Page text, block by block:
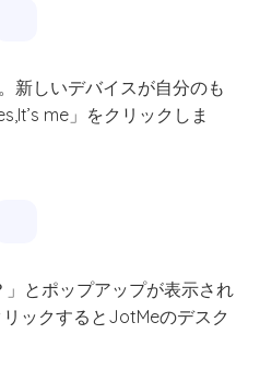
新しいデバイスが自分のも
me」をクリックしま
とポップアップが表示され
ックするとJotMeのデスク